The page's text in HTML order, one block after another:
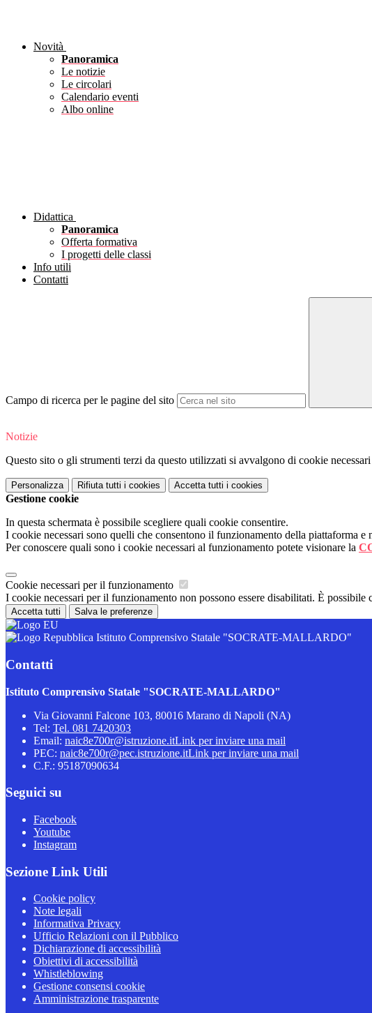
Novità
Panoramica
Le notizie
Le circolari
Calendario eventi
Albo online
Didattica
Panoramica
Offerta formativa
I progetti delle classi
Info utili
Contatti
Campo di ricerca per le pagine del sito
Notizie
Questo sito o gli strumenti terzi da questo utilizzati si avvalgono di cookie
Personalizza Rifiuta tutti i cookies Accetta tutti i cookies
Gestione cookie
In questa schermata è possibile scegliere quali cookie consentire.
I cookie necessari sono quelli che consentono il funzionamento della piattaforma e
Per conoscere quali sono i cookie necessari al funzionamento potete visionare la
Cookie necessari per il funzionamento
I cookie necessari per il funzionamento non possono essere disabilitati. È
Accetta tutti Salva le preferenze
Istituto Comprensivo Statale "SOCRATE-MALLARDO"
Contatti
Istituto Comprensivo Statale "SOCRATE-MALLARDO"
Via Giovanni Falcone 103, 80016 Marano di Napoli (NA)
Tel: Tel. 081 7420303
Email: naic8e700r@istruzione.itLink per inviare una mail
PEC: naic8e700r@pec.istruzione.itLink per inviare una mail
C.F.: 95187090634
Seguici su
Facebook
Youtube
Instagram
Sezione Link Utili
Cookie policy
Note legali
Informativa Privacy
Ufficio Relazioni con il Pubblico
Dichiarazione di accessibilità
Obiettivi di accessibilità
Whistleblowing
Gestione consensi cookie
Amministrazione trasparente